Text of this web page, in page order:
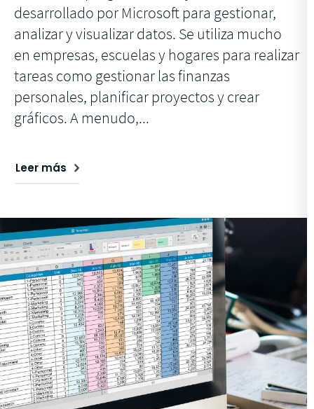
desarrollado por Microsoft para gestionar,
analizar y visualizar datos. Se utiliza mucho
en empresas, escuelas y hogares para realizar
tareas como gestionar las finanzas
personales, planificar proyectos y crear
gráficos. A menudo,...
Leer más